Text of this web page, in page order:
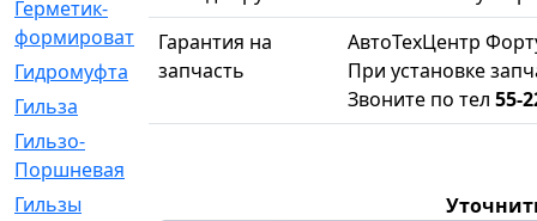
Герметик-
формирователь
[3]
Гидромуфта
[47]
Гильза
Гильзо-
Поршневая
Гильзы
Гарантия на
запчасть
АвтоТехЦентр
При установке
Звоните по тел 55-